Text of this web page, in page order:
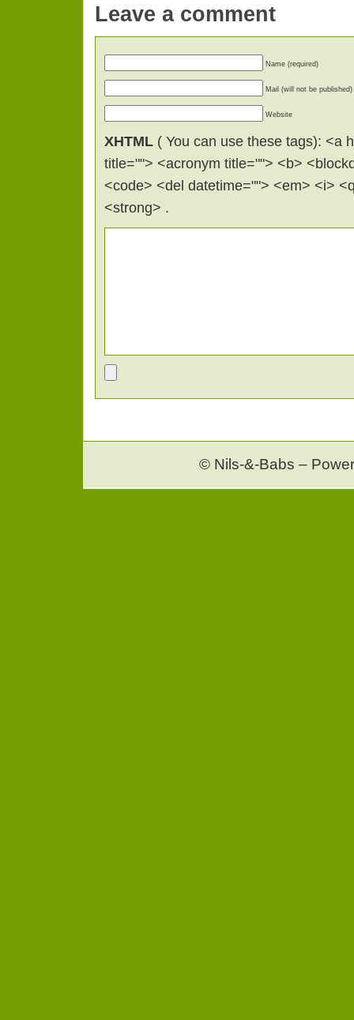
Leave a comment
Name (required)
Mail (will not be published)
Website
XHTML ( You can use these tags): <a
title=""> <acronym title=""> <b>
<code> <del datetime=""> <em> <i>
<strong> .
© Nils-&-Babs –